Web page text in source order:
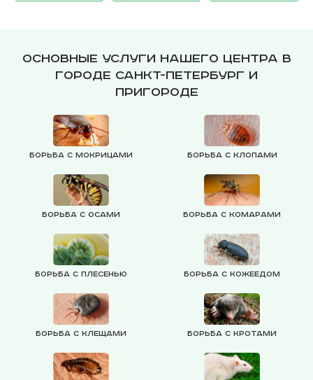
Основные услуги нашего центра в
городе Санкт-Петербург и
пригороде
Борьба с мокрицами Борьба с клопами
Борьба с осами Борьба с комарами
Борьба с плесенью Борьба с кожеедом
Борьба с клещами Борьба с кротами